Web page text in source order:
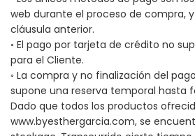
web durante el proceso de compra,
cláusula anterior.
◦ El pago por tarjeta de crédito no
para el Cliente.
◦ La compra y no finalización del
supone una reserva temporal hasta
Dado que todos los productos
www.byesthergarcia.com, se